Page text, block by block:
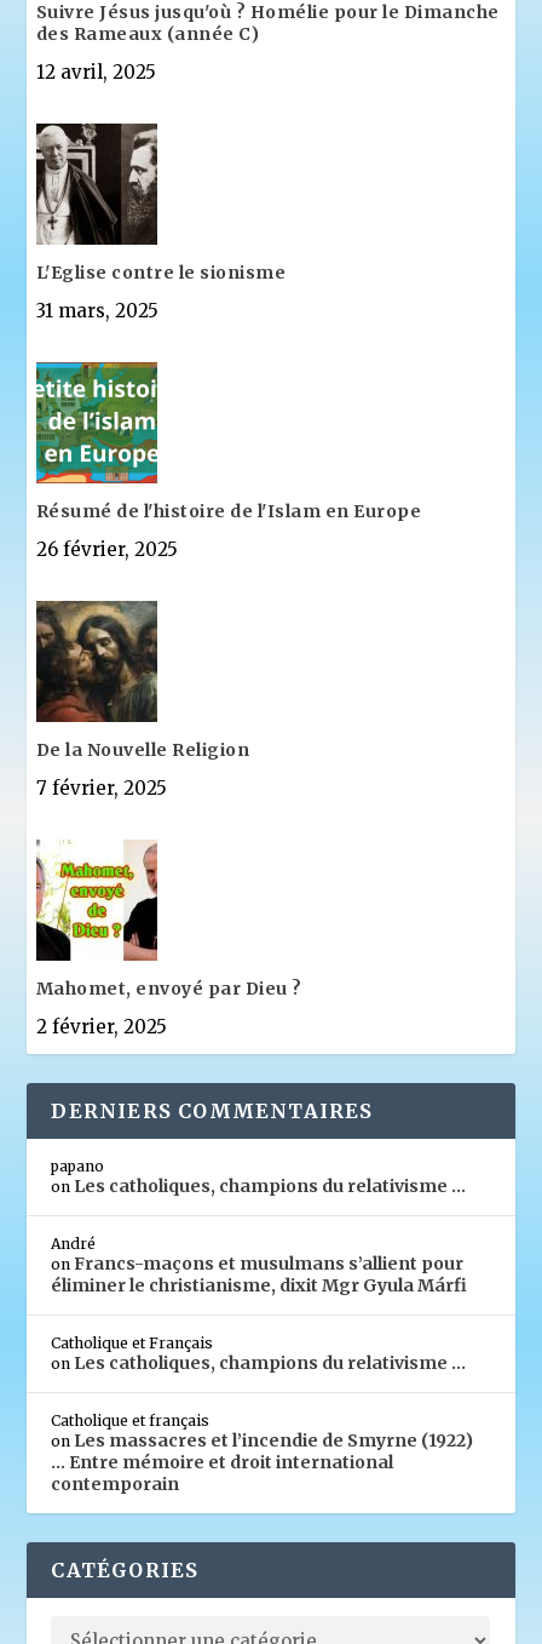
Suivre Jésus jusqu'où ? Homélie pour le Dimanche
des Rameaux (année C)
12 avril, 2025
L'Eglise contre le sionisme
31 mars, 2025
Résumé de l'histoire de l'Islam en Europe
26 février, 2025
De la Nouvelle Religion
7 février, 2025
Mahomet, envoyé par Dieu ?
2 février, 2025
DERNIERS COMMENTAIRES
papano
on Les catholiques, champions du relativisme …
André
onFrancs-maçons et musulmans s’allient pour
éliminer le christianisme, dixit Mgr Gyula Márfi
Catholique et Français
on Les catholiques, champions du relativisme …
Catholique et français
on Les massacres et l’incendie de Smyrne (1922)
… Entre mémoire et droit international
contemporain
CATÉGORIES